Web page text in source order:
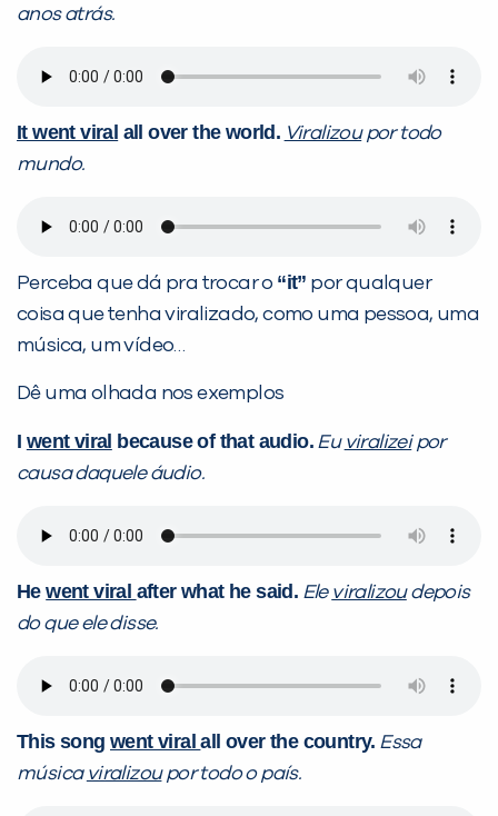
anos atrás.
It went viral all over the world. Viralizoupor todo
mundo.
Perceba que dá pra trocar o “it” por qualquer
coisa que tenha viralizado, como uma pessoa, uma
música, um vídeo…
Dê uma olhada nos exemplos
I went viral because of that audio. Eu viralizeipor
causa daquele áudio.
Hewent viral after what he said. Ele viralizoudepois
do que ele disse.
This songwent viralall over the country. Essa
música viralizoupor todo o país.